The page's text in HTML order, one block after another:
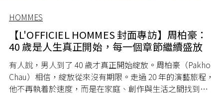
HOMMES
【L'OFFICIEL HOMMES 封面專訪】周柏豪：
40 歲是人生真正開始，每一個章節繼續盛放
有人說，男人到了 40 歲才真正開始綻放。周柏豪（Pakho
Chau）相信，綻放從來沒有期限。走過 20 年的演藝旅程，
他不再執着於速度，而是在家庭、創作與生活之間找到屬